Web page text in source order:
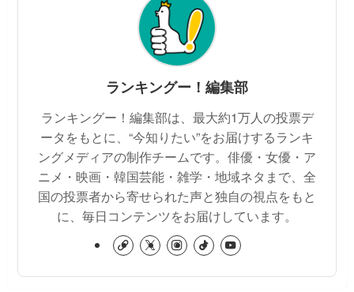
ランキングー！編集部
ランキングー！編集部は、最大約1万人の投票デ
ータをもとに、“今知りたい”をお届けするランキ
ングメディアの制作チームです。俳優・女優・ア
ニメ・映画・韓国芸能・雑学・地域ネタまで、全
国の投票者から寄せられた声と独自の視点をもと
に、毎日コンテンツをお届けしています。